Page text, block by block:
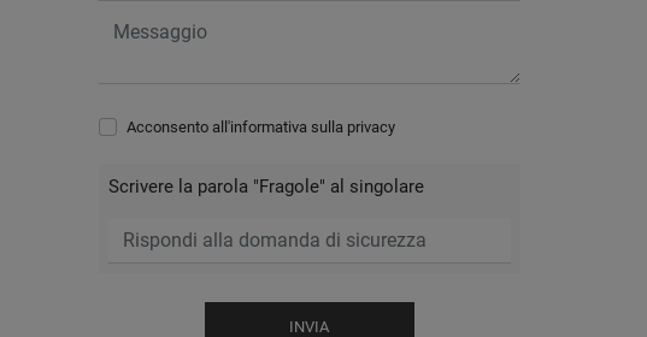
Acconsento all'informativa sulla privacy
Scrivere la parola "Fragole" al singolare
INVIA